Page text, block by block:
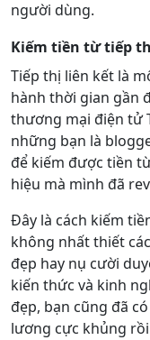
người dùng.
Kiếm tiền từ tiếp
Tiếp thị liên kết là
hành thời gian gần
thương mại điện tử
những bạn là
để kiếm được tiền
hiệu mà mình đã
Đây là cách kiếm
không nhất thiết
đẹp hay nụ cười
kiến thức và kinh
đẹp, bạn cũng đã
lương cực khủng